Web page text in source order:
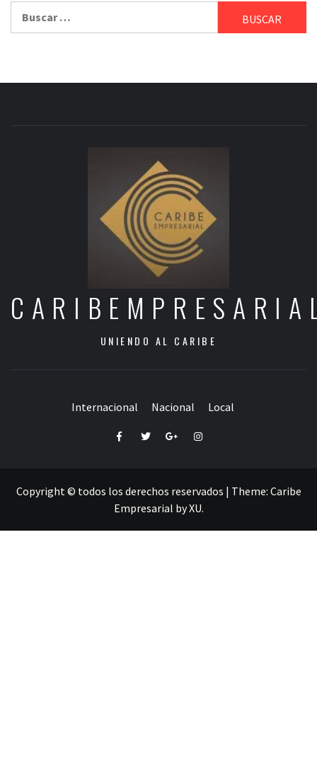
UNIENDO AL CARIBE
Internacional Nacional Local
FacebookTwitterGoogle+Instagram
Copyright © todos los derechos reservados | Theme: Caribe
Empresarial byXU.